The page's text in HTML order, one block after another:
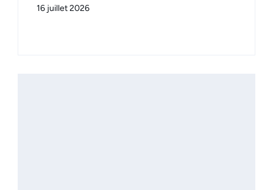
16 juillet 2026